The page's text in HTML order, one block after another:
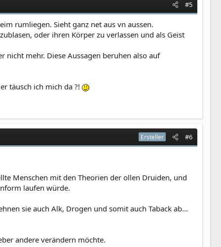
#5
rumliegen. Sieht ganz net aus vn aussen.
oder ihren Körper zu verlassen und als Geist
nicht mehr. Diese Aussagen beruhen also auf
täusch ich mich da ?!
Ersteller #6
Menschen mit den Theorien der ollen Druiden, und
laufen würde.
sie auch Alk, Drogen und somit auch Taback ab...
andere verändern möchte.